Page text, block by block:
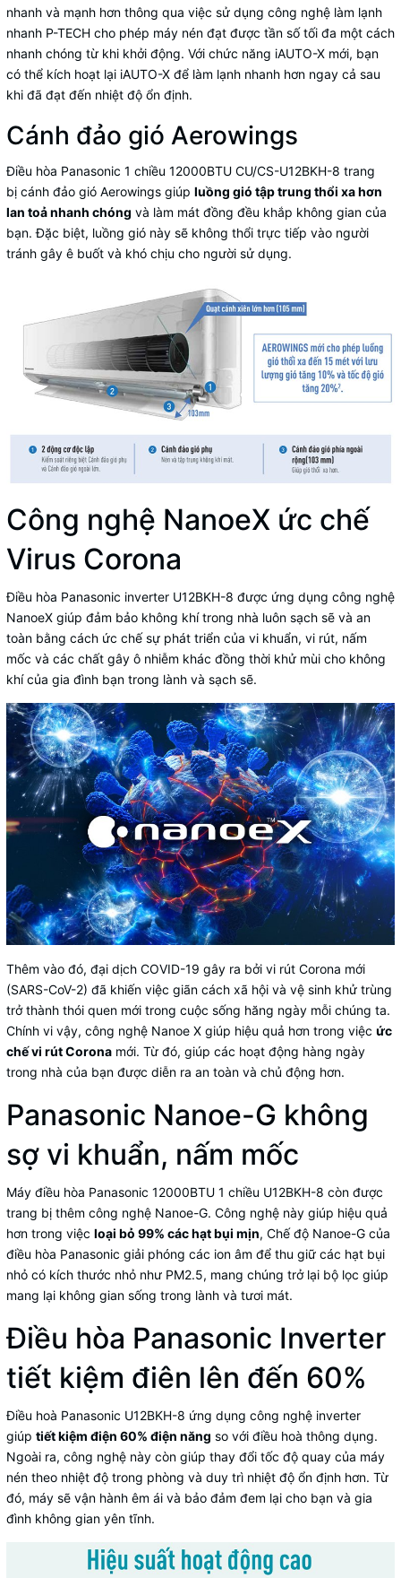
nhanh và mạnh hơn thông qua việc sử dụng công nghệ làm lạnh
nhanh P-TECH cho phép máy nén đạt được tần số tối đa một cách
nhanh chóng từ khi khởi động. Với chức năng iAUTO-X mới, bạn
có thể kích hoạt lại iAUTO-X để làm lạnh nhanh hơn ngay cả sau
khi đã đạt đến nhiệt độ ổn định.
Cánh đảo gió Aerowings
Điều hòa Panasonic 1 chiều 12000BTU CU/CS-U12BKH-8 trang
bị cánh đảo gió Aerowings giúp luồng gió tập trung thổi xa hơn
lan toả nhanh chóng và làm mát đồng đều khắp không gian của
bạn. Đặc biệt, luồng gió này sẽ không thổi trực tiếp vào người
tránh gây ê buốt và khó chịu cho người sử dụng.
Công nghệ NanoeX ức chế
Virus Corona
Điều hòa Panasonic inverter U12BKH-8 được ứng dụng công nghệ
NanoeX giúp đảm bảo không khí trong nhà luôn sạch sẽ và an
toàn bằng cách ức chế sự phát triển của vi khuẩn, vi rút, nấm
mốc và các chất gây ô nhiễm khác đồng thời khử mùi cho không
khí của gia đình bạn trong lành và sạch sẽ.
Thêm vào đó, đại dịch COVID-19 gây ra bởi vi rút Corona mới
(SARS-CoV-2) đã khiến việc giãn cách xã hội và vệ sinh khử trùng
trở thành thói quen mới trong cuộc sống hăng ngày mỗi chúng ta.
Chính vi vậy, công nghệ Nanoe X giúp hiệu quả hơn trong việc ức
chế vi rút Corona mới. Từ đó, giúp các hoạt động hàng ngày
trong nhà của bạn được diễn ra an toàn và chủ động hơn.
Panasonic Nanoe-G không
sợ vi khuẩn, nấm mốc
Máy điều hòa Panasonic 12000BTU 1 chiều U12BKH-8 còn được
trang bị thêm công nghệ Nanoe-G. Công nghệ này giúp hiệu quả
hơn trong việc loại bỏ 99% các hạt bụi mịn, Chế độ Nanoe-G của
điều hòa Panasonic giải phóng các ion âm để thu giữ các hạt bụi
nhỏ có kích thước nhỏ như PM2.5, mang chúng trở lại bộ lọc giúp
mang lại không gian sống trong lành và tươi mát.
Điều hòa Panasonic Inverter
tiết kiệm điên lên đến 60%
Điều hoà Panasonic U12BKH-8 ứng dụng công nghệ inverter
giúp tiết kiệm điện 60% điện năng so với điều hoà thông dụng.
Ngoài ra, công nghệ này còn giúp thay đổi tốc độ quay của máy
nén theo nhiệt độ trong phòng và duy trì nhiệt độ ổn định hơn. Từ
đó, máy sẽ vận hành êm ái và bảo đảm đem lại cho bạn và gia
đình không gian yên tĩnh.